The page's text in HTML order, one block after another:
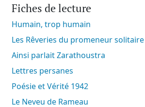
Fiches de lecture
Humain, trop humain
Les Rêveries du promeneur solitaire
Ainsi parlait Zarathoustra
Lettres persanes
Poésie et Vérité 1942
Le Neveu de Rameau